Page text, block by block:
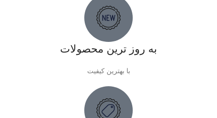
به روز ترین محصولات
با بهترین کیفیت